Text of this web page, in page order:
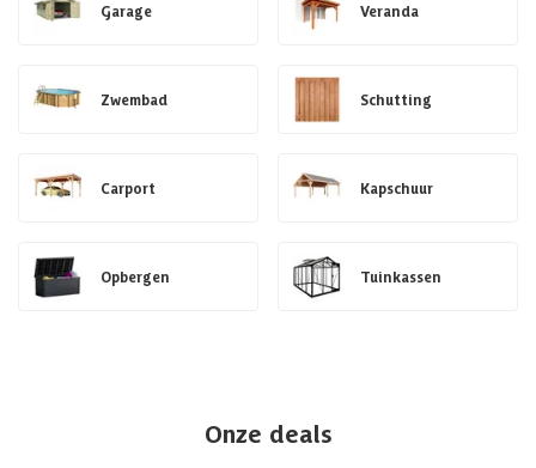
Garage Veranda
Zwembad Schutting
Carport Kapschuur
Opbergen Tuinkassen
Onze deals